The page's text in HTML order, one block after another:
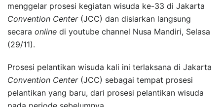
menggelar prosesi kegiatan wisuda ke-33 di Jakarta
Convention Center(JCC) dan disiarkan langsung
secara online di youtube channel Nusa Mandiri, Selasa
(29/11).
Prosesi pelantikan wisuda kali ini terlaksana di Jakarta
Convention Center(JCC) sebagai tempat prosesi
pelantikan yang baru, dari prosesi pelantikan wisuda